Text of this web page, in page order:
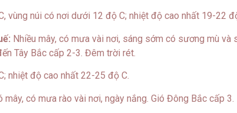
vùng núi có nơi dưới 12 độ C; nhiệt độ cao nhất 19-22
Nhiều mây, có mưa vài nơi, sáng sớm có sương mù và
Tây Bắc cấp 2-3. Đêm trời rét.
nhiệt độ cao nhất 22-25 độ C.
mây, có mưa rào vài nơi, ngày nắng. Gió Đông Bắc cấp 3.